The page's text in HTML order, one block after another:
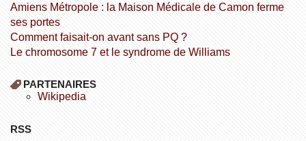
Amiens Métropole : la Maison Médicale de Camon ferme
ses portes
Comment faisait-on avant sans PQ ?
Le chromosome 7 et le syndrome de Williams
PARTENAIRES
wikipedia
RSS